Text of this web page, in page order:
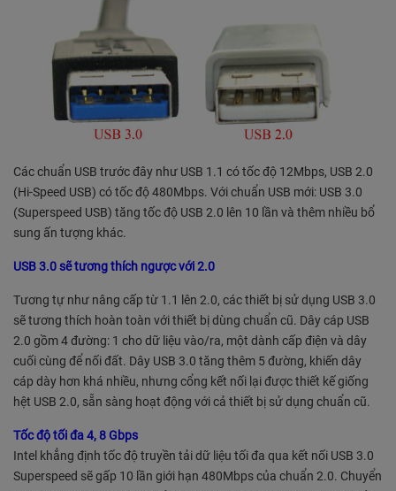
Các chuẩn USB trước đây như USB 1.1 có tốc độ 12Mbps, USB 2.0
(Hi-Speed USB) có tốc độ 480Mbps. Với chuẩn USB mới: USB 3.0
(Superspeed USB) tăng tốc độ USB 2.0 lên 10 lần và thêm nhiều bổ
sung ấn tượng khác.
USB 3.0 sẽ tương thích ngược với 2.0
Tương tự như nâng cấp từ 1.1 lên 2.0, các thiết bị sử dụng USB 3.0
sẽ tương thích hoàn toàn với thiết bị dùng chuẩn cũ. Dây cáp USB
2.0 gồm 4 đường: 1 cho dữ liệu vào/ra, một dành cấp điện và dây
cuối cùng để nối đất. Dây USB 3.0 tăng thêm 5 đường, khiến dây
cáp dày hơn khá nhiều, nhưng cổng kết nối lại được thiết kế giống
hệt USB 2.0, sẵn sàng hoạt động với cả thiết bị sử dụng chuẩn cũ.
Tốc độ tối đa 4, 8 Gbps
Intel khẳng định tốc độ truyền tải dữ liệu tối đa qua kết nối USB 3.0
Superspeed sẽ gấp 10 lần giới hạn 480Mbps của chuẩn 2.0. Chuyển